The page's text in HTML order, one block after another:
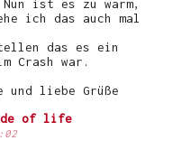
ist es zu warm,
ich das auch mal
das es ein
Crash war.
und liebe Grüße
of life